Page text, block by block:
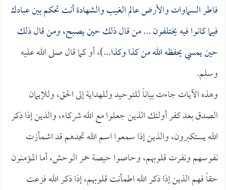
فاطر السماوات والأرض عالم الغيب والشهادة أنت تحكم بين عبادك
فيما كانوا فيه يختلفون ... من قال ذلك حين يصبح، ومن قال ذلك
حين يمسي يحفظه الله من كذا وكذا...)، أو كما قال صلى الله عليه
وسلم.
وهذه الآيات جاءت بياناً للتوحيد وللهداية إلى الحق، وللإيمان
الصدق بعد كفر أولئك الذين جعلوا مع الله شركاء، والذين إذا ذكر
الله يستكبرون، والذين إذا سمعوا اسم الله تجدهم قد اشمأزت
نفوسهم ونفرت قلوبهم، وحاصوا حيصة حمر الوحش، أما المؤمنون
حقاً فهم الذين إذا ذكر الله اطمأنت قلوبهم، إذا ذكر الله فزعت